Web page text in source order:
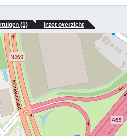
(1) Inzet overzicht